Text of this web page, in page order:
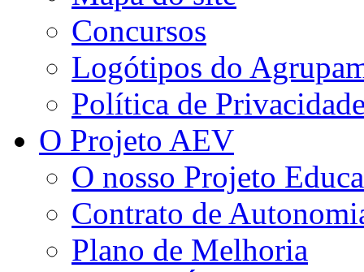
Concursos
Logótipos do
Política de
O Projeto AEV
O nosso Projeto
Contrato de
Plano de Melhoria